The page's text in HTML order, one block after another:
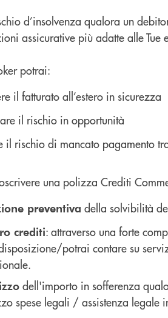
d’insolvenza qualora un
assicurative più adatte alle Tue
potrai:
il fatturato all’estero in sicurezza
il rischio in opportunità
il rischio di mancato pagamento
una polizza Crediti
preventiva della solvibilità
crediti: attraverso una forte
potrai contare su
dell'importo in sofferenza
spese legali / assistenza legale